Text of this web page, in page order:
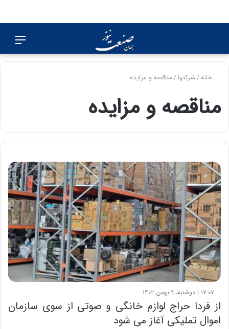
برای
خانه/شرکت‎ها /مناقصه و مزایده
مناقصه و مزایده
۱۷:۰۷ | دوشنبه، ۹ بهمن ۱۴۰۲
از فردا حراج لوازم خانگی و صوتی از سوی سازمان
اموال تملیکی آغاز می شود